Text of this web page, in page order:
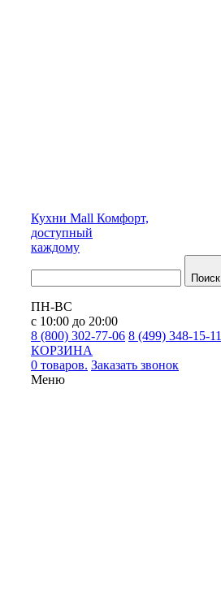
Кухни Mall Комфорт,
доступный
каждому
Поиск
ПН-ВС
с 10:00 до 20:00
8 (800) 302-77-06 8 (499) 348-15-11
КОРЗИНА
0 товаров. Заказать звонок
Меню